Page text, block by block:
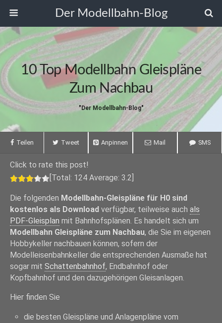
Der Modellbahn-Blog
10 Top Modellbahn Gleispläne
Zum Nachbau
"Der Modellbahn-Blog"
Teilen Tweet Anpinnen Mail SMS
Click to rate this post!
[Total: 124 Average: 3.2
Die folgenden Modellbahn-Gleispläne für H0 sind
kostenlos als Download verfügbar, teilweise auch als
PDF-Gleisplan mit Bahnhofsplänen. Es handelt sich um
Modellbahn Gleispläne zum Nachbau, die Sie im eigenen
Hobbykeller nachbauen können, sofern der
Modelleisenbahnkeller die entsprechenden Ausmaße hat
sogar mit Schattenbahnhof, Endbahnhof oder
Kopfbahnhof und den dazugehörigen Gleisanlagen.
Hier finden Sie
die besten Gleispläne und Anlagenpläne vom